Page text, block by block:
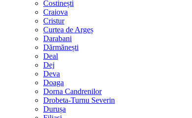
Costinești
Craiova
Cristur
Curtea de Argeș
Darabani
Dărmănești
Deal
Dej
Deva
Doaga
Dorna Candrenilor
Drobeta-Turnu Severin
Durușa